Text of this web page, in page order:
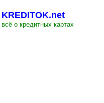
KREDITOK.net
всё о кредитных картах